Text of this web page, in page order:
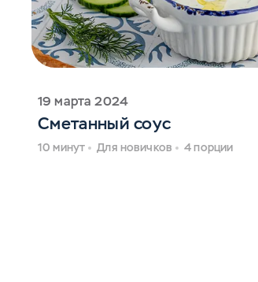
19 марта 2024
Сметанный соус
10 минут Для новичков 4 порции